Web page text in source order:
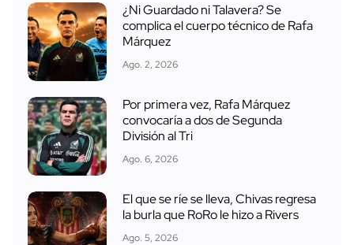
¿Ni Guardado ni Talavera? Se
complica el cuerpo técnico de Rafa
Márquez
Ago. 2, 2026
Por primera vez, Rafa Márquez
convocaría a dos de Segunda
División al Tri
Ago. 6, 2026
El que se ríe se lleva, Chivas regresa
la burla que RoRo le hizo a Rivers
Ago. 5, 2026